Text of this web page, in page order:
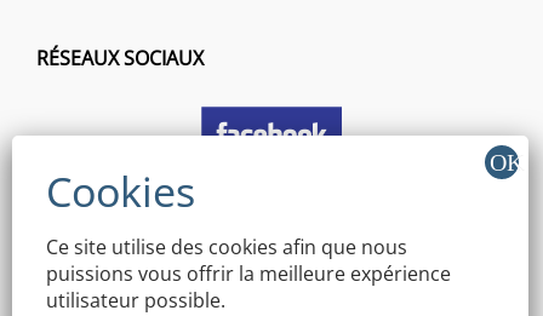
RÉSEAUX SOCIAUX
Ce site utilise des cookies afin que nous
puissions vous offrir la meilleure expérience
utilisateur possible.